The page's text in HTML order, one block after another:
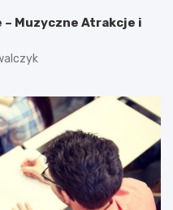
Muzyczne Atrakcje i